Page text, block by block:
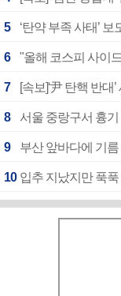
5
6 "올해 코스피 사이
7 [속보]‘尹 탄핵 반
8 서울 중랑구서 흉
9 부산 앞바다에 기
10 입추 지났지만 푹